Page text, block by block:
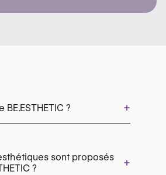
? +
sont proposés
?
+